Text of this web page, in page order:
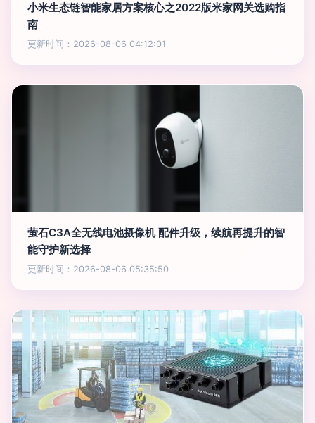
小米生态链智能家居方案核心之2022版米家网关选购指
南
更新时间：2026-08-06 04:12:01
萤石C3A全无线电池摄像机 配件升级，续航再提升的智
能守护新选择
更新时间：2026-08-06 05:35:50